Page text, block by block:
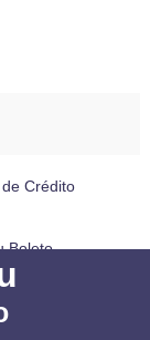
Crédito
Boleto